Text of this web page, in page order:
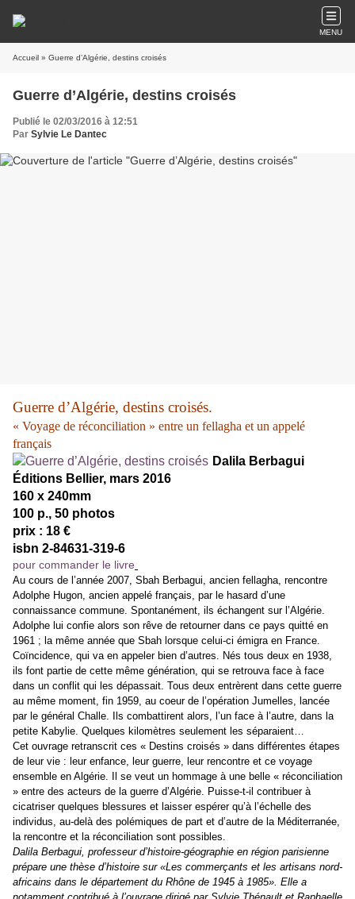
MENU
Accueil » Guerre d’Algérie, destins croisés
Guerre d’Algérie, destins croisés
Publié le 02/03/2016 à 12:51
Par Sylvie Le Dantec
Guerre d’Algérie, destins croisés.
« Voyage de réconciliation » entre un fellagha et un appelé
français
Dalila Berbagui
Éditions Bellier, mars 2016
160 x 240mm
100 p., 50 photos
prix : 18 €
isbn 2-84631-319-6
pour commander le livre
Au cours de l’année 2007, Sbah Berbagui, ancien fellagha, rencontre
Adolphe Hugon, ancien appelé français, par le hasard d’une
connaissance commune. Spontanément, ils échangent sur l’Algérie.
Adolphe lui confie alors son rêve de retourner dans ce pays quitté en
1961 ; la même année que Sbah lorsque celui-ci émigra en France.
Coïncidence, qui va en appeler bien d’autres. Nés tous deux en 1938,
ils font partie de cette même génération, qui se retrouva face à face
dans un conflit qui les dépassait. Tous deux entrèrent dans cette guerre
au même moment, fin 1959, au coeur de l’opération Jumelles, lancée
par le général Challe. Ils combattirent alors, l’un face à l’autre, dans la
petite Kabylie. Quelques kilomètres seulement les séparaient…
Cet ouvrage retranscrit ces « Destins croisés » dans différentes étapes
de leur vie : leur enfance, leur guerre, leur rencontre et ce voyage
ensemble en Algérie. Il se veut un hommage à une belle « réconciliation
» entre des acteurs de la guerre d’Algérie. Puisse-t-il contribuer à
cicatriser quelques blessures et laisser espérer qu’à l’échelle des
individus, au-delà des polémiques de part et d’autre de la Méditerranée,
la rencontre et la réconciliation sont possibles.
Dalila Berbagui, professeur d’histoire-géographie en région parisienne
prépare une thèse d’histoire sur «Les commerçants et les artisans nord-
africains dans le département du Rhône de 1945 à 1985». Elle a